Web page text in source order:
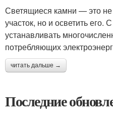
Светящиеся камни — это не
участок, но и осветить его.
устанавливать
потребляющих
читать дальше →
Последние